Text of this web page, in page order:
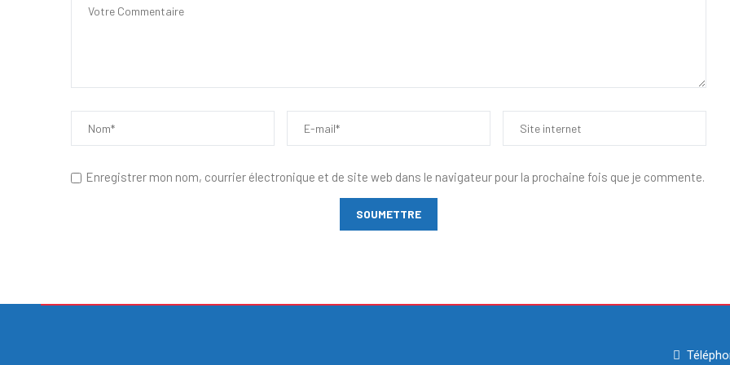
Enregistrer mon nom, courrier électronique et de site web dans le navigateur pour la prochaine fois que je commente.